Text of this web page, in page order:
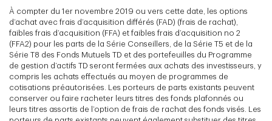
À compter du 1er novembre 2019 ou vers cette date, les options
d’achat avec frais d’acquisition différés (FAD) (frais de rachat),
faibles frais d’acquisition (FFA) et faibles frais d’acquisition no 2
(FFA2) pour les parts de la Série Conseillers, de la Série T5 et de la
Série T8 des Fonds Mutuels TD et des portefeuilles du Programme
de gestion d’actifs TD seront fermées aux achats des investisseurs, y
compris les achats effectués au moyen de programmes de
cotisations préautorisées. Les porteurs de parts existants peuvent
conserver ou faire racheter leurs titres des fonds plafonnés ou
leurs titres assortis de l’option de frais de rachat des fonds visés. Les